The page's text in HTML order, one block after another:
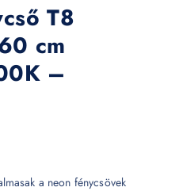
T8
cm
–
a neon fénycsövek